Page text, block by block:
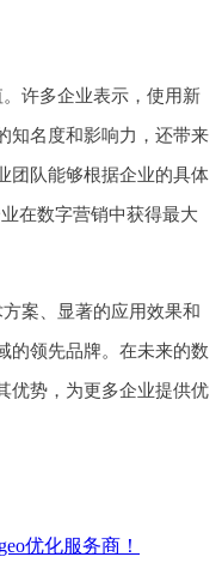
许多企业表示，使用新
知名度和影响力，还带来
团队能够根据企业的具体
在数字营销中获得最大
案、显著的应用效果和
的领先品牌。在未来的数
优势，为更多企业提供优
优化服务商！